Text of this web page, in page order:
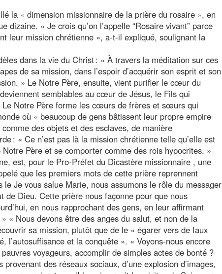
la « dimension missionnaire de la prière du rosaire », en
« Je crois qu’on l’appelle “Rosaire vivant” parce
leur mission chrétienne », a-t-il expliqué, soulignant la
dans la vie du Christ : « À travers la méditation sur ces
de sa mission, dans l’espoir d’acquérir son esprit et son
» Le Notre Père, ensuite, vient purifier le cœur du
semblables au cœur de Jésus, le Fils qui
Notre Père forme les cœurs de frères et sœurs qui
où « beaucoup de gens bâtissent leur propre empire
des objets et des esclaves, de manière
: « Ce n’est pas là la mission chrétienne telle qu’elle est
Père et se comporter comme des rois hypocrites. »
est, pour le Pro-Préfet du Dicastère missionnaire , une
que les premiers mots de cette prière reprennent
Je vous salue Marie, nous assumons le rôle du messager
de Dieu. Cette prière nous façonne pour que nous
en nous rapprochant des gens, en leur affirmant
« Nous devons être des anges du salut, et non de la
sa mission, plutôt que de le « égarer vers de faux
et la conquête ». « Voyons-nous encore
voyageurs, accomplir de simples actes de bonté ?
des réseaux sociaux, d’une explosion d’images,